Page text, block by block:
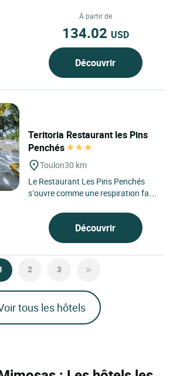
Brignoles et à proximité...
À partir de
134.02 USD
Découvrir
Teritoria Restaurant les Pins
Penchés
Toulon30 km
Le Restaurant Les Pins Penchés
s’ouvre comme une respiration face
littoral varois,...
Découvrir
2 3
tous les hôtels